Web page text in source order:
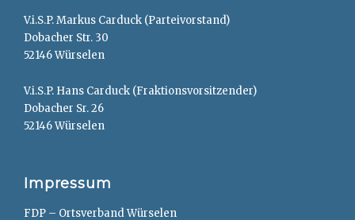
V.i.S.P. Markus Carduck (Parteivorstand)
Dobacher Str. 30
52146 Würselen
V.i.S.P. Hans Carduck (Fraktionsvorsitzender)
Dobacher Sr. 26
52146 Würselen
Impressum
FDP – Ortsverband Würselen